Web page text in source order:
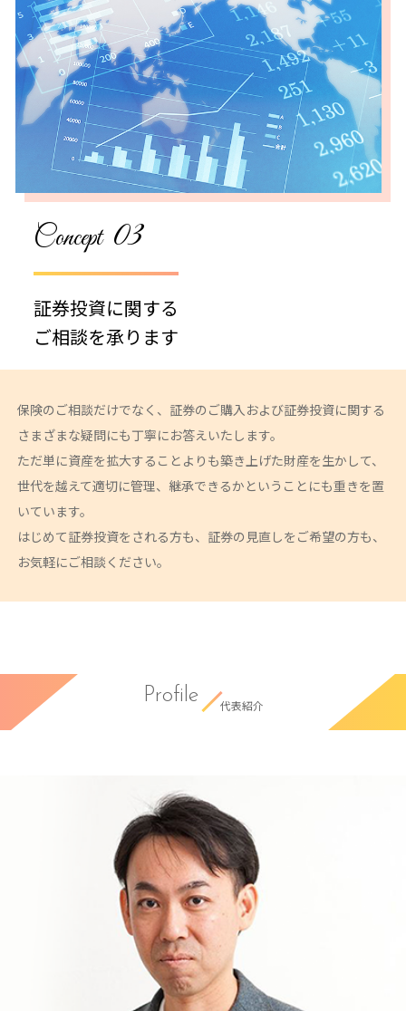
Concept 03
証券投資に関する
ご相談を承ります
保険のご相談だけでなく、証券のご購入および証券投資に関する
さまざまな疑問にも丁寧にお答えいたします。
ただ単に資産を拡大することよりも築き上げた財産を生かして、
世代を越えて適切に管理、継承できるかということにも重きを置
いています。
はじめて証券投資をされる方も、証券の見直しをご希望の方も、
お気軽にご相談ください。
Profile
代表紹介